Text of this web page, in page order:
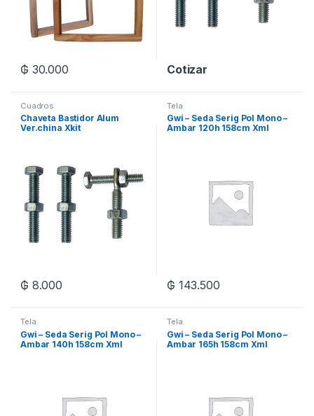
₲ 30.000 Cotizar
Cuadros
Chaveta Bastidor Alum
Ver.china Xkit
₲ 8.000
Tela
Gwi – Seda Serig Pol Mono –
Ambar 120h 158cm Xml
₲ 143.500
Tela
Gwi – Seda Serig Pol Mono –
Ambar 140h 158cm Xml
Tela
Gwi – Seda Serig Pol Mono –
Ambar 165h 158cm Xml